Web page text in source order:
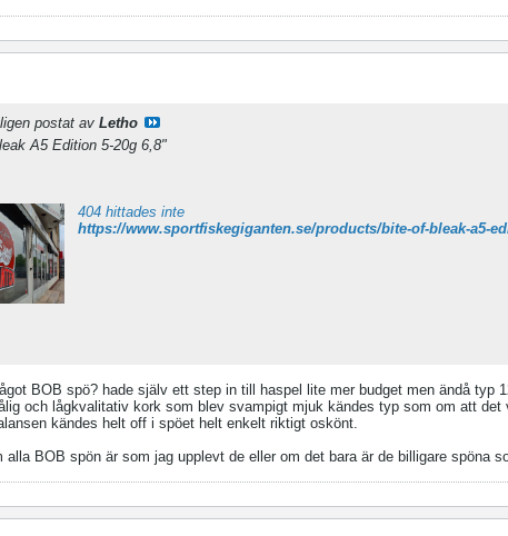
postat av Letho
A5 Edition 5-20g 6,8"
404 hittades inte
BOB spö? hade själv ett step in till haspel lite mer budget men ändå typ
och lågkvalitativ kork som blev svampigt mjuk kändes typ som om att
kändes helt off i spöet helt enkelt riktigt oskönt.
alla BOB spön är som jag upplevt de eller om det bara är de billigare spöna